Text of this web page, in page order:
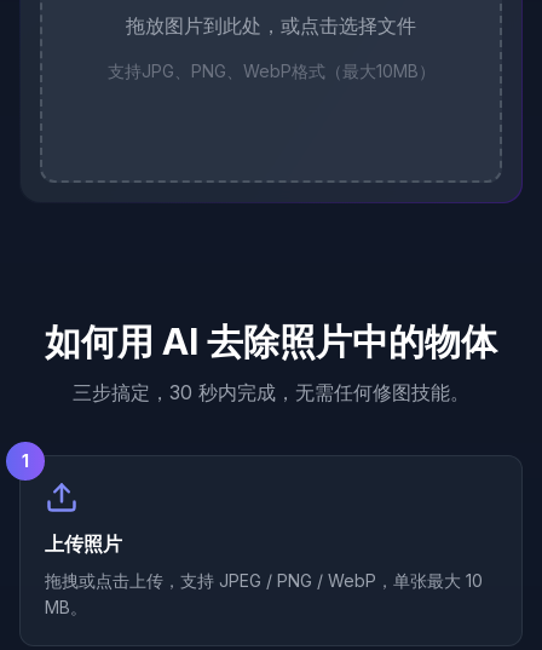
拖放图片到此处，或点击选择文件
支持JPG、PNG、WebP格式（最大10MB）
如何用 AI 去除照片中的物体
三步搞定，30 秒内完成，无需任何修图技能。
1
上传照片
拖拽或点击上传，支持 JPEG / PNG / WebP，单张最大 10
MB。